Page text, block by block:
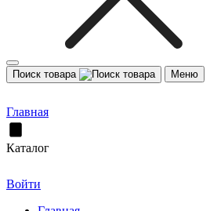
Поиск товара Меню
Главная
Каталог
Войти